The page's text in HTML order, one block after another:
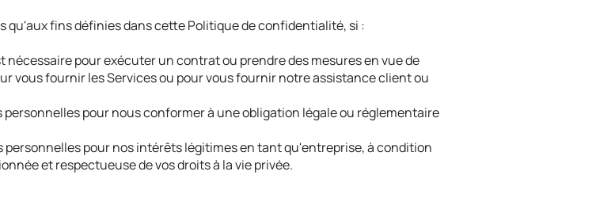
fins définies dans cette Politique de confidentialité, si :
pour exécuter un contrat ou prendre des mesures en vue de
vous fournir les Services ou pour vous fournir notre assistance client ou
pour nous conformer à une obligation légale ou réglementaire
personnelles pour nos intérêts légitimes en tant qu'entreprise, à condition
et respectueuse de vos droits à la vie privée.